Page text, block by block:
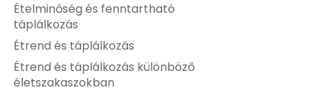
Ételminőség és fenntartható
táplálkozás
Étrend és táplálkozás
Étrend és táplálkozás különböző
életszakaszokban